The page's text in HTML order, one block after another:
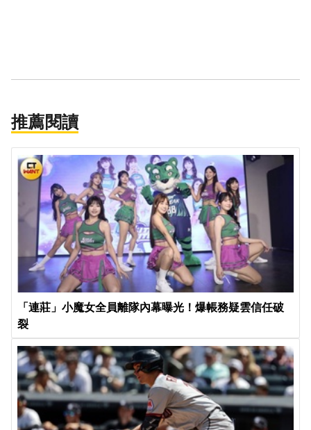
推薦閱讀
「連莊」小魔女全員離隊內幕曝光！爆帳務疑雲信任破
裂